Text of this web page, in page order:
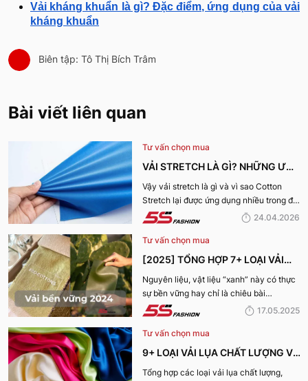
Vải kháng khuẩn là gì? Đặc điểm, ứng dụng của vải
kháng khuẩn
Biên tập: Tô Thị Bích Trâm
Bài viết liên quan
Tư vấn chọn mua
VẢI STRETCH LÀ GÌ? NHỮNG ƯU
ĐIỂM VÀ ỨNG DỤNG CỦA VẢI
COTTON STRETCH
Vậy vải stretch là gì và vì sao Cotton
Stretch lại được ứng dụng nhiều trong đời
sống? Hãy cùng 5S Fashion tìm hiểu chi
24.04.2026
Tư vấn chọn mua
[2025] TỔNG HỢP 7+ LOẠI VẢI
BỀN VỮNG, THÂN THIỆN VỚI MÔI
TRƯỜNG
Nguyên liệu, vật liệu “xanh” này có thực
sự bền vững hay chỉ là chiêu bài
marketing? Cùng 5S Fashion khám phá
năm 2025 giúp bạn nhìn rõ sự thật phía
sau những chiếc bộ trang phục vừa đẹp
17.05.2025
Tư vấn chọn mua
9+ LOẠI VẢI LỤA CHẤT LƯỢNG VÀ
TỐT NHẤT HIỆN NAY
Tổng hợp các loại vải lụa chất lượng,